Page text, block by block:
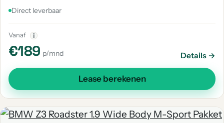
Direct leverbaar
Vanaf i
€189 p/mnd Details →
Lease berekenen